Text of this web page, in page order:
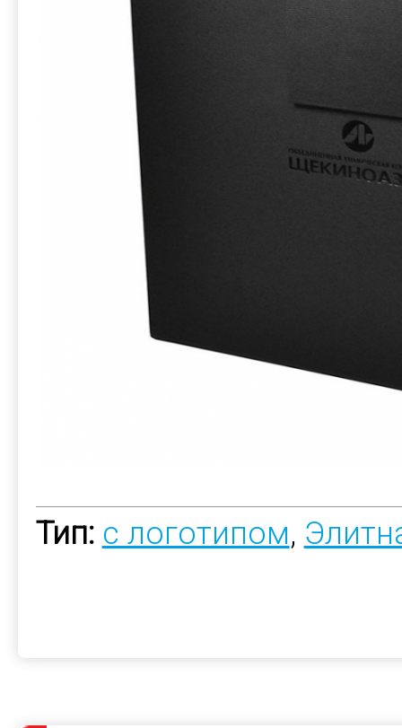
Тип: с логотипом,